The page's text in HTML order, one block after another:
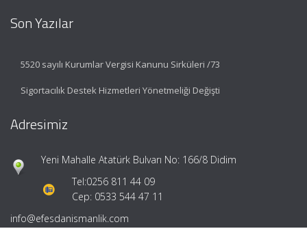
Son Yazılar
5520 sayılı Kurumlar Vergisi Kanunu Sirküleri /73
Sigortacılık Destek Hizmetleri Yönetmeliği Değişti
Adresimiz
Yeni Mahalle Atatürk Bulvarı No: 166/8 Didim
Tel:0256 811 44 09
Cep: 0533 544 47 11
info@efesdanismanlik.com